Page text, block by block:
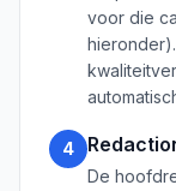
voor die
4
De